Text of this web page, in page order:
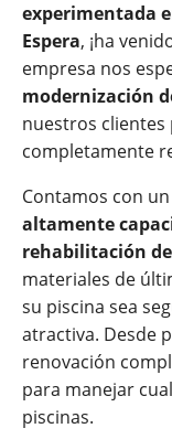
experimentada
Espera, ¡ha
empresa nos
modernización
nuestros
completamente
Contamos con un
altamente
rehabilitación
materiales de
su piscina sea
atractiva. Desde
renovación
para manejar
piscinas.